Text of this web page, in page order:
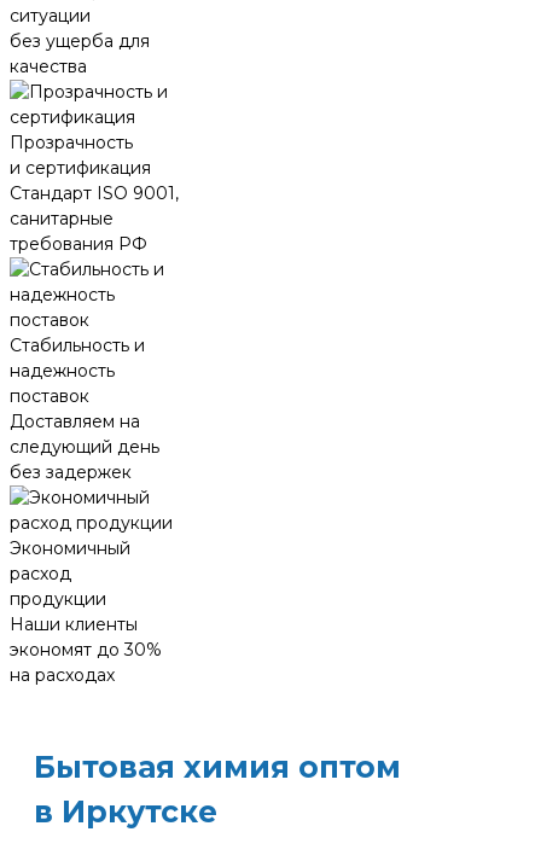
ситуации
без ущерба для
качества
Прозрачность
и сертификация
Стандарт ISO 9001,
санитарные
требования РФ
Стабильность и
надежность
поставок
Доставляем на
следующий день
без задержек
Экономичный
расход
продукции
Наши клиенты
экономят до 30%
на расходах
Бытовая химия оптом
в Иркутске